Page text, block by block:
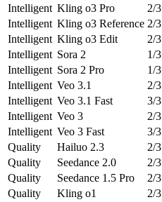
Intelligent Kling o3 Pro 2/3
Intelligent Kling o3 Reference 2/3
Intelligent Kling o3 Edit 2/3
Intelligent Sora 2 1/3
Intelligent Sora 2 Pro 1/3
Intelligent Veo 3.1 2/3
Intelligent Veo 3.1 Fast 3/3
Intelligent Veo 3 2/3
Intelligent Veo 3 Fast 3/3
Quality
Hailuo 2.3 2/3
Quality
Seedance 2.0 2/3
Quality
Seedance 1.5 Pro 2/3
Quality
Kling o1 2/3